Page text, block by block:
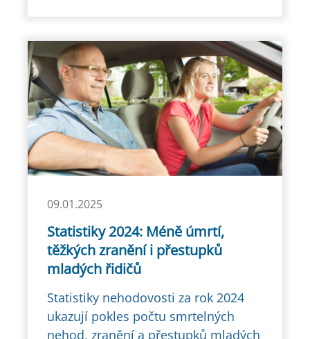
09.01.2025
Statistiky 2024: Méně úmrtí,
těžkých zranění i přestupků
mladých řidičů
Statistiky nehodovosti za rok 2024
ukazují pokles počtu smrtelných
nehod, zranění a přestupků mladých